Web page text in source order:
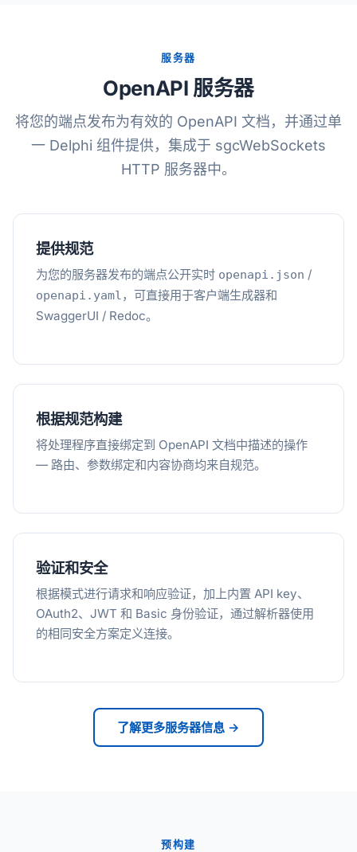
服务器
OpenAPI 服务器
将您的端点发布为有效的 OpenAPI 文档，并通过单
一 Delphi 组件提供，集成于 sgcWebSockets
HTTP 服务器中。
提供规范
为您的服务器发布的端点公开实时 openapi.json /
openapi.yaml，可直接用于客户端生成器和
SwaggerUI / Redoc。
根据规范构建
将处理程序直接绑定到 OpenAPI 文档中描述的操作
— 路由、参数绑定和内容协商均来自规范。
验证和安全
根据模式进行请求和响应验证，加上内置 API key、
OAuth2、JWT 和 Basic 身份验证，通过解析器使用
的相同安全方案定义连接。
了解更多服务器信息 →
预构建